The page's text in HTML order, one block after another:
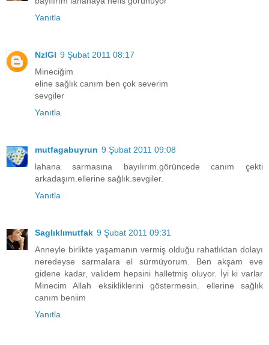
Yanıtla
NzlGl 9 Şubat 2011 08:17
Mineciğim
eline sağlık canım ben çok severim
sevgiler
Yanıtla
mutfagabuyrun 9 Şubat 2011 09:08
lahana sarmasına bayılırım.görüncede canım çekti
arkadaşım.ellerine sağlık.sevgiler.
Yanıtla
Saglıklımutfak 9 Şubat 2011 09:31
Anneyle birlikte yaşamanın vermiş olduğu rahatlıktan dolayı
neredeyse sarmalara el sürmüyorum. Ben akşam eve
gidene kadar, validem hepsini halletmiş oluyor. İyi ki varlar
Minecim Allah eksikliklerini göstermesin. ellerine sağlık
canım beniim
Yanıtla